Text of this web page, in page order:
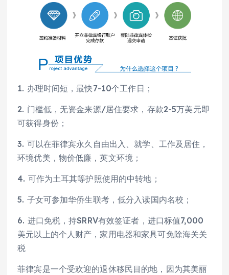
1. 办理时间短，最快7-10个工作日；
2. 门槛低，无资金来源/居住要求，存款2-5万美元即
可获得身份；
3. 可以在菲律宾永久自由出入、就学、工作及居住，
环境优美，物价低廉，英文环境；
4. 可作为土耳其等护照使用的中转地；
5. 子女可参加华侨生联考，低分入读国内名校；
6. 进口免税，持SRRV有效签证者，进口标值7,000
美元以上的个人财产，家用电器和家具可免除海关关
税
菲律宾是一个受欢迎的退休移民目的地，因为其美丽